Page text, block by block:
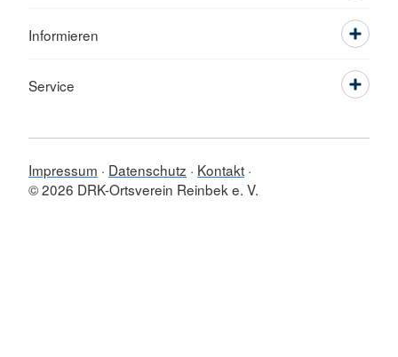
Informieren
Service
Impressum Datenschutz
Kontakt
© 2026 DRK-Ortsverein Reinbek e. V.